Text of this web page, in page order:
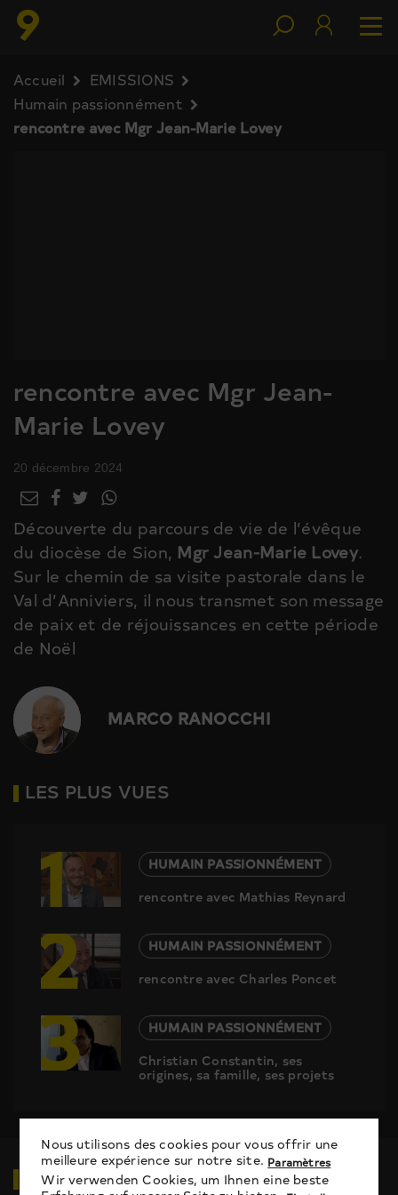
Accueil
EMISSIONS
Humain passionnément
rencontre avec Mgr Jean-Marie Lovey
rencontre avec Mgr Jean-
Marie Lovey
20 décembre 2024
Découverte du parcours de vie de l’évêque
du diocèse de Sion, Mgr Jean-Marie Lovey.
Sur le chemin de sa visite pastorale dans le
Val d’Anniviers, il nous transmet son message
de paix et de réjouissances en cette période
de Noël
MARCO RANOCCHI
LES PLUS VUES
1
HUMAIN PASSIONNÉMENT
rencontre avec Mathias Reynard
2
HUMAIN PASSIONNÉMENT
rencontre avec Charles Poncet
3
HUMAIN PASSIONNÉMENT
Christian Constantin, ses
origines, sa famille, ses projets
VIDÉOSEN RELATION
Nous utilisons des cookies pour vous offrir une
meilleure expérience sur notre site. Paramètres
Wir verwenden Cookies, um Ihnen eine beste